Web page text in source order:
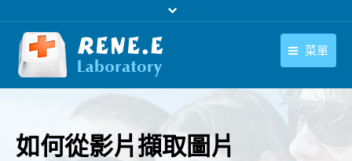
菜單
下載中心
繁體中文
如何從影片擷取圖片